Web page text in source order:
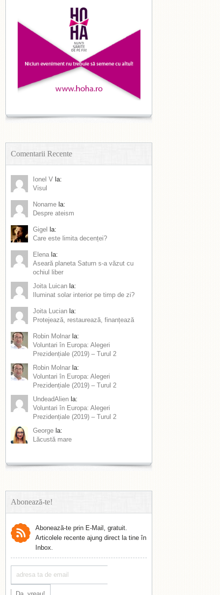
Comentarii Recente
Ionel V la:
Visul
Noname la:
Despre ateism
Gigel
la:
Care este limita decenței?
Elena la:
Aseară planeta Saturn s-a văzut cu
ochiul liber
Joita Luican la:
Iluminat solar interior pe timp de zi?
Joita Lucian la:
Protejează, restaurează, finanțează
Robin Molnar la:
Voluntari în Europa: Alegeri
Prezidențiale (2019) – Turul 2
Robin Molnar la:
Voluntari în Europa: Alegeri
Prezidențiale (2019) – Turul 2
UndeadAlien la:
Voluntari în Europa: Alegeri
Prezidențiale (2019) – Turul 2
George la:
Lăcustă mare
Abonează-te!
Abonează-te prin E-Mail, gratuit.
Articolele recente ajung direct la tine în
Inbox.